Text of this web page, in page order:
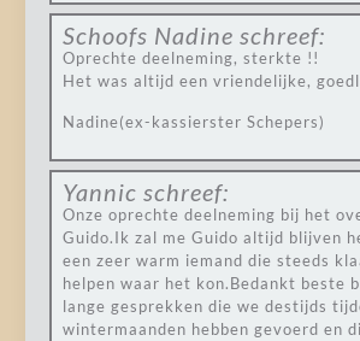
Schoofs Nadine schreef:
Oprechte deelneming, sterkte !!
Het was altijd een vriendelijke,
Nadine(ex-kassierster Schepers)
Yannic schreef:
Onze oprechte deelneming bij het
Guido.Ik zal me Guido altijd blijven
een zeer warm iemand die steeds
helpen waar het kon.Bedankt beste
lange gesprekken die we destijds
wintermaanden hebben gevoerd en